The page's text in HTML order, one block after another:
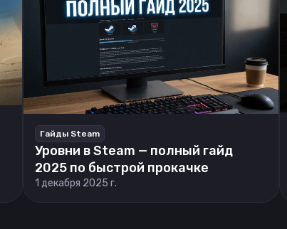
Гайды Steam
Уровни в Steam — полный гайд
2025 по быстрой прокачке
1 декабря 2025 г.